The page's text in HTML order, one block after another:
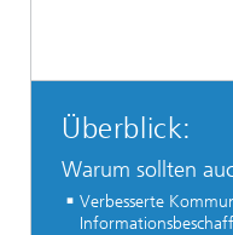
Überblick:
Warum sollten
Verbesserte